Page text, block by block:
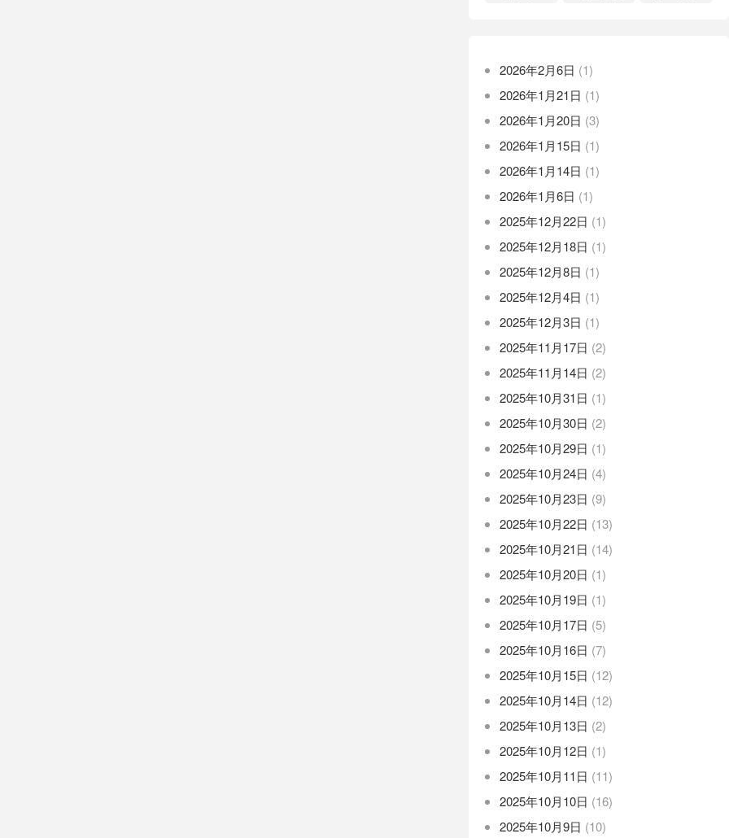
2026年2月6日 (1)
2026年1月21日 (1)
2026年1月20日 (3)
2026年1月15日 (1)
2026年1月14日 (1)
2026年1月6日 (1)
2025年12月22日 (1)
2025年12月18日 (1)
2025年12月8日 (1)
2025年12月4日 (1)
2025年12月3日 (1)
2025年11月17日 (2)
2025年11月14日 (2)
2025年10月31日 (1)
2025年10月30日 (2)
2025年10月29日 (1)
2025年10月24日 (4)
2025年10月23日 (9)
2025年10月22日 (13)
2025年10月21日 (14)
2025年10月20日 (1)
2025年10月19日 (1)
2025年10月17日 (5)
2025年10月16日 (7)
2025年10月15日 (12)
2025年10月14日 (12)
2025年10月13日 (2)
2025年10月12日 (1)
2025年10月11日 (11)
2025年10月10日 (16)
2025年10月9日 (10)